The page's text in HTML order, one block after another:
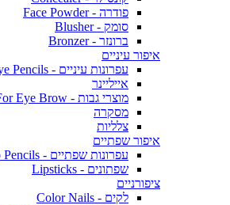
פודרה - Face Powder
סומק - Blusher
ברונזר - Bronzer
איפור עיניים
עפרונות עיניים - Eye Pencils
אייליינר
מוצרי גבות - For Eye Brow
מסקרה
צלליות
איפור שפתיים
עפרונות שפתיים - Lip Pencils
שפתונים - Lipsticks
ציפורניים
לקים - Color Nails